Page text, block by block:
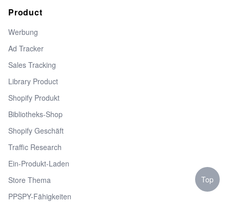
Product
Werbung
Ad Tracker
Sales Tracking
Library Product
Shopify Produkt
Bibliotheks-Shop
Shopify Geschäft
Traffic Research
Ein-Produkt-Laden
Store Thema
PPSPY-Fähigkeiten
Top